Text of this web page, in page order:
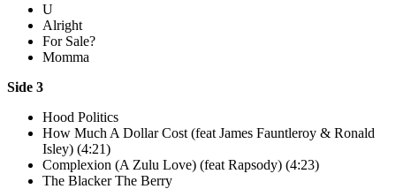
U
Alright
For Sale?
Momma
Side 3
Hood Politics
How Much A Dollar Cost (feat James Fauntleroy & Ronald
Isley) (4:21)
Complexion (A Zulu Love) (feat Rapsody) (4:23)
The Blacker The Berry